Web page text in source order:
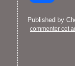
Published by
commenter cet